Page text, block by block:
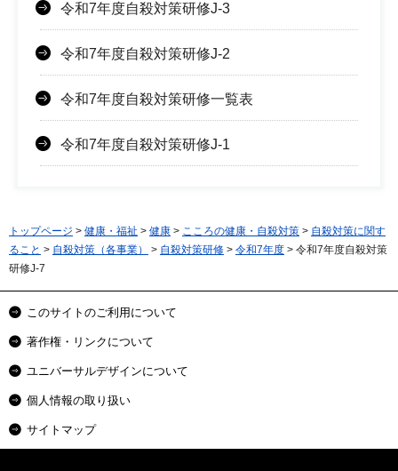
令和7年度自殺対策研修J-3
令和7年度自殺対策研修J-2
令和7年度自殺対策研修一覧表
令和7年度自殺対策研修J-1
トップページ > 健康・福祉 > 健康 > こころの健康・自殺対策 > 自殺対策に関す
ること > 自殺対策（各事業） > 自殺対策研修 > 令和7年度 > 令和7年度自殺対策
研修J-7
このサイトのご利用について
著作権・リンクについて
ユニバーサルデザインについて
個人情報の取り扱い
サイトマップ